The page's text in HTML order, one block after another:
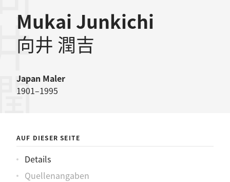
Mukai Junkichi
向井 潤吉
Japan Maler
1901–1995
吉
AUF DIESER SEITE
Details
Quellenangaben